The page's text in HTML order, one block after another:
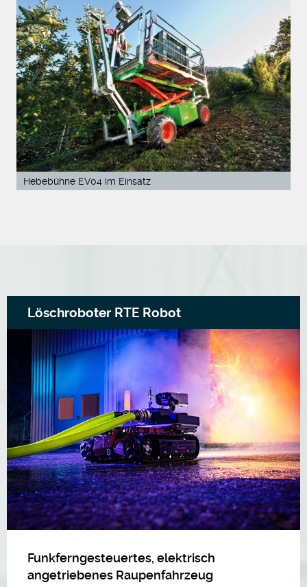
Hebebühne EV04 im Einsatz
Löschroboter RTE Robot
Funkferngesteuertes, elektrisch
angetriebenes Raupenfahrzeug